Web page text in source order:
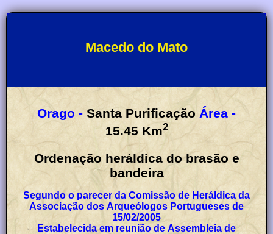
Macedo do Mato
Orago - Santa Purificação Área -
15.45 Km2
Ordenação heráldica do brasão e
bandeira
Segundo o parecer da Comissão de Heráldica da
Associação dos Arqueólogos Portugueses de
15/02/2005
Estabelecida em reunião de Assembleia de